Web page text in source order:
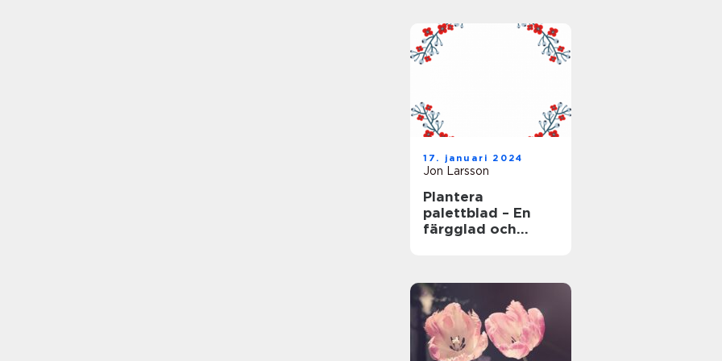
17. januari 2024
Jon Larsson
Plantera
palettblad – En
färgglad och